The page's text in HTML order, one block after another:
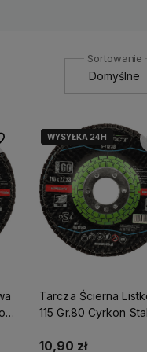
ulubionychWYSYŁKA 24H
WYSYŁKA 24H
Tarcza Ścierna
115 Gr.80 Cyrkon
10,90 zł